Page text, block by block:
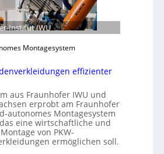
o
f
a
e
u
n
d
K
e
r
-
I
s
i
t
u
t
e
Institut IWU
Montagesystem
effizienter
aus Fraunhofer IWU und
erprobt am Fraunhofer
autonomes Montagesystem
eine wirtschaftliche und
von PKW-
ermöglichen soll.